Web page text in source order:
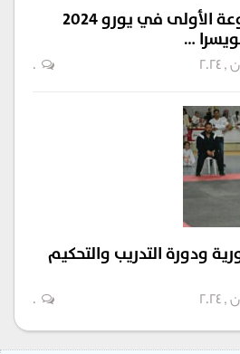
ألمانيا تتصدر المجموعة الأولى في يورو 2024
…
0
ودورة التدريب والتحكيم
0